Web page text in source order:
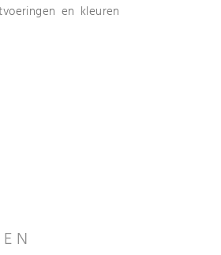
en kleuren